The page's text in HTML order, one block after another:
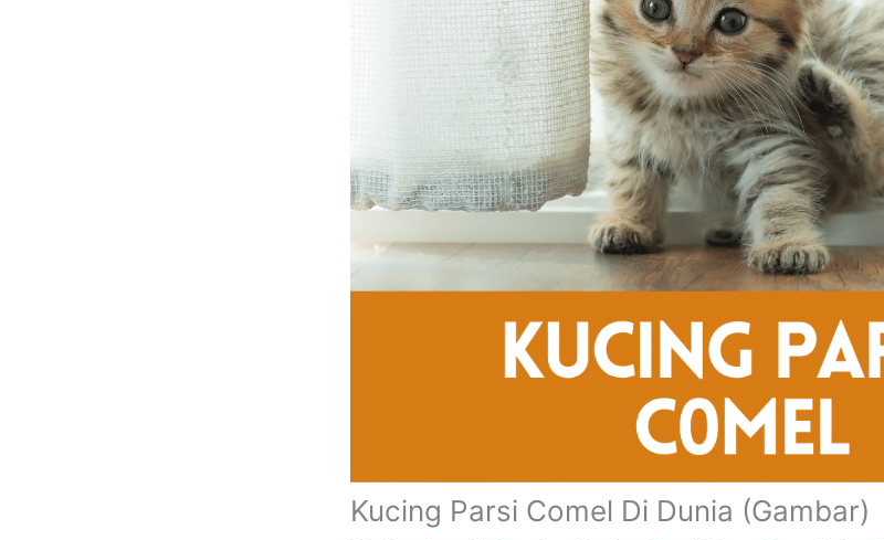
Kucing Parsi Comel Di Dunia (Gambar)